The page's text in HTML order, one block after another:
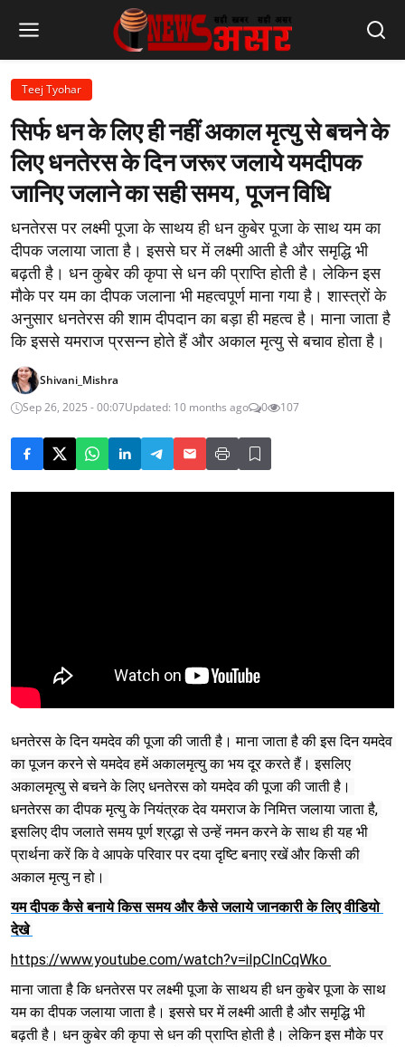
Teej Tyohar
सिर्फ धन के लिए ही नहीं अकाल मृत्यु से बचने के
लिए धनतेरस के दिन जरूर जलाये यमदीपक
जानिए जलाने का सही समय, पूजन विधि
धनतेरस पर लक्ष्मी पूजा के साथय ही धन कुबेर पूजा के साथ यम का
दीपक जलाया जाता है। इससे घर में लक्ष्मी आती है और समृद्धि भी
बढ़ती है। धन कुबेर की कृपा से धन की प्राप्ति होती है। लेकिन इस
मौके पर यम का दीपक जलाना भी महत्वपूर्ण माना गया है। शास्त्रों के
अनुसार धनतेरस की शाम दीपदान का बड़ा ही महत्व है। माना जाता है
कि इससे यमराज प्रसन्न होते हैं और अकाल मृत्यु से बचाव होता है।
Shivani_Mishra
Sep 26, 2025 - 00:07Updated: 10 months ago 0 107
धनतेरस के दिन यमदेव की पूजा की जाती है। माना जाता है की इस दिन यमदेव
का पूजन करने से यमदेव हमें अकालमृत्यु का भय दूर करते हैं। इसलिए
धनतेरस का दीपक मृत्यु के नियंत्रक देव यमराज के निमित्त जलाया जाता है,
इसलिए दीप जलाते समय पूर्ण श्रद्धा से उन्हें नमन करने के साथ ही यह भी
प्रार्थना करें कि वे आपके परिवार पर दया दृष्टि बनाए रखें और किसी की
अकाल मृत्यु न हो।
यम दीपक कैसे बनाये किस समय और कैसे जलाये जानकारी के लिए वीडियो
देखे
https://www.youtube.com/watch?v=iIpCInCqWko
माना जाता है कि धनतेरस पर लक्ष्मी पूजा के साथय ही धन कुबेर पूजा के साथ
यम का दीपक जलाया जाता है। इससे घर में लक्ष्मी आती है और समृद्धि भी
बढ़ती है। धन कुबेर की कृपा से धन की प्राप्ति होती है। लेकिन इस मौके पर